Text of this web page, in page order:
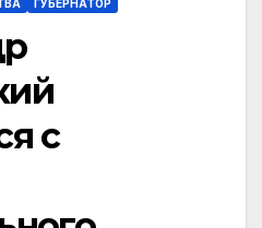
ГУБЕРНАТОР
с